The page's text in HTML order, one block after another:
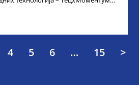
4 5 6 … 15 >